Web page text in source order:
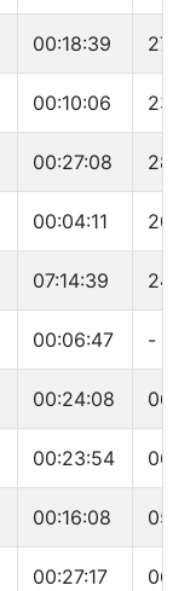
00:18:39
00:10:06
00:27:08
00:04:11
07:14:39
00:06:47 -
00:24:08
00:23:54
00:16:08
00:27:17